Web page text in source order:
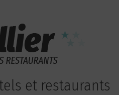
et restaurants